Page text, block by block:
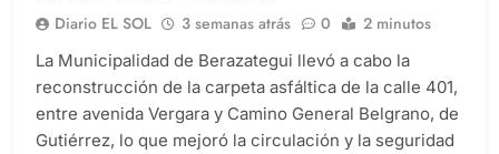
Diario EL SOL 3 semanas atrás 0 2 minutos
La Municipalidad de Berazategui llevó a cabo la
reconstrucción de la carpeta asfáltica de la calle 401,
entre avenida Vergara y Camino General Belgrano, de
Gutiérrez, lo que mejoró la circulación y la seguridad